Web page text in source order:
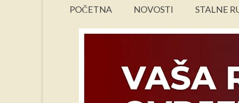
POČETNA NOVOSTI STALNE